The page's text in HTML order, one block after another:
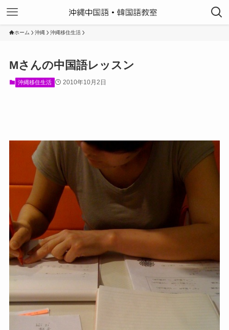
ホーム 沖縄 沖縄移住生活
Mさんの中国語レッスン
沖縄移住生活 2010年10月2日